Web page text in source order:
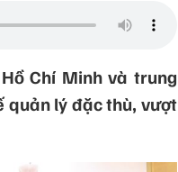
Chí Minh và trung
quản lý đặc thù, vượt